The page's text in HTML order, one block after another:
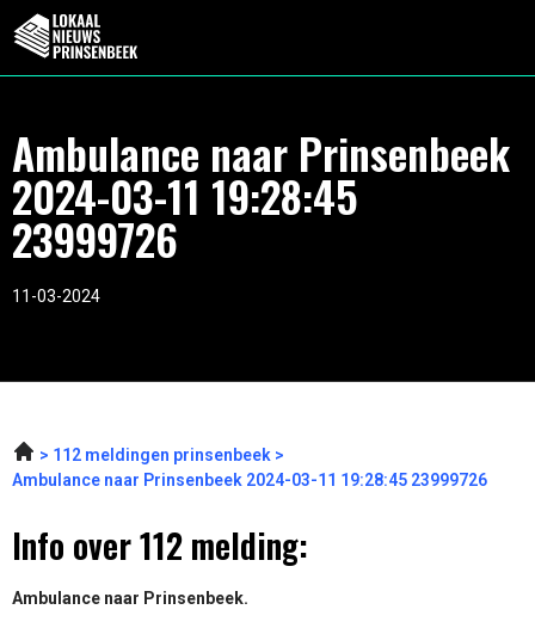
Ambulance naar Prinsenbeek
2024-03-11 19:28:45
23999726
11-03-2024
112 meldingen prinsenbeek
Ambulance naar Prinsenbeek 2024-03-11 19:28:45 23999726
Info over 112 melding:
Ambulance naar Prinsenbeek.